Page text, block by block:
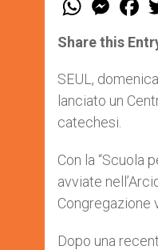
t
s
p
p
e
s
e
g
e
r
a
e
b
o
k
Share this
SEUL,
lanciato un
catechesi.
Con la “Scuola
avviate
Congregazione
Dopo una